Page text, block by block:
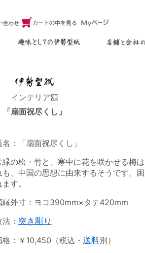
インテリア額
「扇面祝尽くし」
名：「扇面祝尽くし」
緑の松・竹と、寒中に花を咲かせる梅
も、中国の思想に由来するそうです。
す。
縁外寸：ヨコ390mm×タテ420mm
： 突き彫り
格：￥10,450（税込・ 送料別）